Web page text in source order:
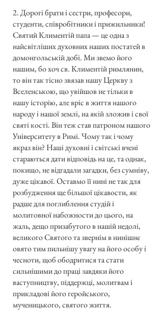
2. Дорогі брати і сестри, професори,
студенти, співробітники і прижильники!
Святий Климентій папа — це одна з
найсвітліших духовних наших постатей в
домонгольській добі. Ми звемо його
нашим, бо хоч св. Климентій римлянин,
то він так тісно звязав нашу Церкву з
Вселенською, що увійшов не тільки в
нашу історію, але вріс в життя нашого
народу і нашої землі, на якій зложив і свої
святі кості. Він теж став патроном нашого
Університету в Римі. Чому так і чому
якраз він? Наші духовні і світські вчені
стараються дати відповідь на це, та однак,
покищо, не відгадали загадки, без сумніву,
дуже цікавої. Оставмо її нині не так для
розбудження ще більшої цікавости, як
радше для поглиблення студій і
молитовної набожности до цього, на
жаль, дещо призабутого в нашій недолі,
великого Святого та звернім в нинішнє
овято тим пильнішу увагу на його особу і
чесноти, щоб ободритися та стати
сильнішими до праці завдяки його
ваступництву, піддержці, молитвам і
прикладові його геройського,
мученицького, святого життя.